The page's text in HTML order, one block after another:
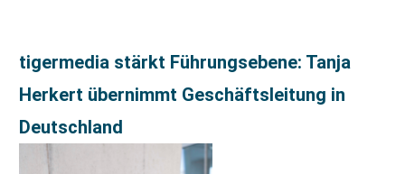
tigermedia stärkt Führungsebene: Tanja
Herkert übernimmt Geschäftsleitung in
Deutschland